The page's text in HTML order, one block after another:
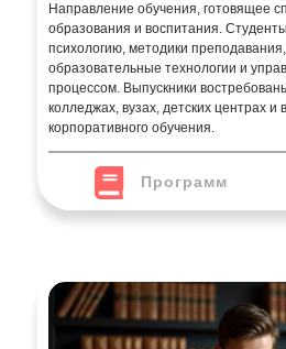
Направление обучения, готовящее
образования и воспитания.
психологию, методики
образовательные технологии и
процессом. Выпускники
колледжах, вузах, детских центрах и
корпоративного обучения.
Программ